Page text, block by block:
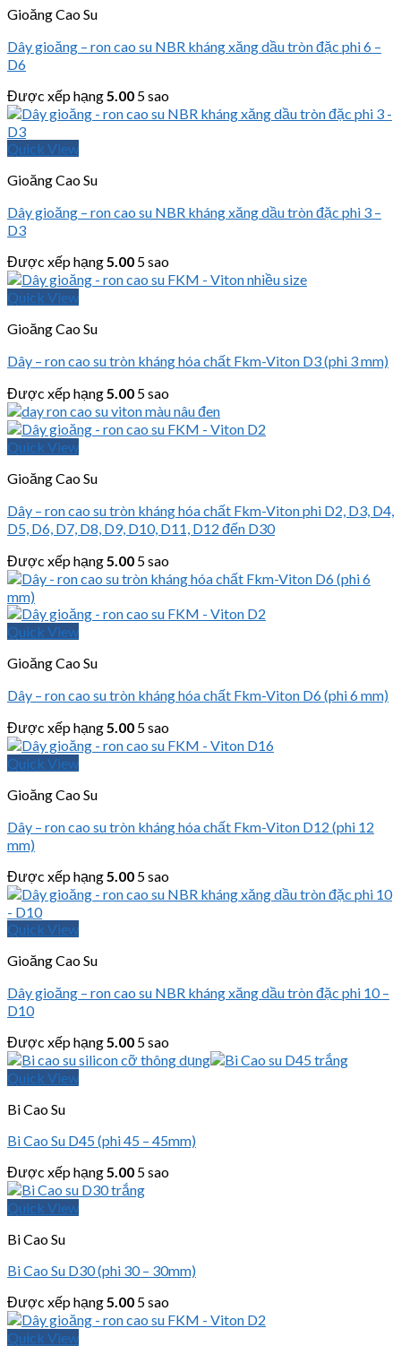
Gioăng Cao Su
Dây gioăng – ron cao su NBR kháng xăng dầu tròn đặc phi 6 –
D6
Được xếp hạng5.00 5 sao
Quick View
Gioăng Cao Su
Dây gioăng – ron cao su NBR kháng xăng dầu tròn đặc phi 3 –
D3
Được xếp hạng5.00 5 sao
Quick View
Gioăng Cao Su
Dây – ron cao su tròn kháng hóa chất Fkm-Viton D3 (phi 3 mm)
Được xếp hạng5.00 5 sao
Quick View
Gioăng Cao Su
Dây – ron cao su tròn kháng hóa chất Fkm-Viton phi D2, D3, D4,
D5, D6, D7, D8, D9, D10, D11, D12 đến D30
Được xếp hạng5.00 5 sao
Quick View
Gioăng Cao Su
Dây – ron cao su tròn kháng hóa chất Fkm-Viton D6 (phi 6 mm)
Được xếp hạng5.00 5 sao
Quick View
Gioăng Cao Su
Dây – ron cao su tròn kháng hóa chất Fkm-Viton D12 (phi 12
mm)
Được xếp hạng5.00 5 sao
Quick View
Gioăng Cao Su
Dây gioăng – ron cao su NBR kháng xăng dầu tròn đặc phi 10 –
D10
Được xếp hạng5.00 5 sao
Quick View
Bi Cao Su
Bi Cao Su D45 (phi 45 – 45mm)
Được xếp hạng5.00 5 sao
Quick View
Bi Cao Su
Bi Cao Su D30 (phi 30 – 30mm)
Được xếp hạng5.00 5 sao
Quick View